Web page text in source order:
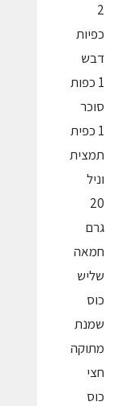
2
כפיות
דבש
1 כפות
סוכר
1 כפית
תמצית
וניל
20
גרם
חמאה
שליש
כוס
שמנת
מתוקה
חצי
כוס